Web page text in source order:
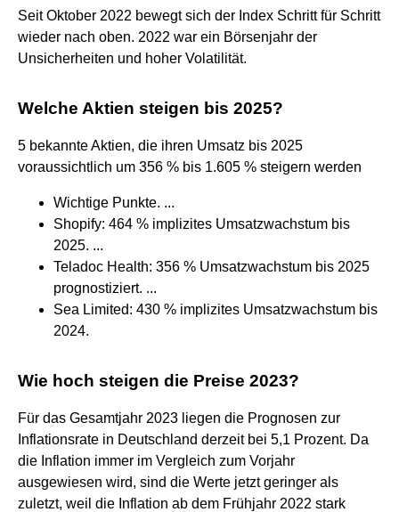
Seit Oktober 2022 bewegt sich der Index Schritt für Schritt
wieder nach oben. 2022 war ein Börsenjahr der
Unsicherheiten und hoher Volatilität.
Welche Aktien steigen bis 2025?
5 bekannte Aktien, die ihren Umsatz bis 2025
voraussichtlich um 356 % bis 1.605 % steigern werden
Wichtige Punkte. ...
Shopify: 464 % implizites Umsatzwachstum bis
2025. ...
Teladoc Health: 356 % Umsatzwachstum bis 2025
prognostiziert. ...
Sea Limited: 430 % implizites Umsatzwachstum bis
2024.
Wie hoch steigen die Preise 2023?
Für das Gesamtjahr 2023 liegen die Prognosen zur
Inflationsrate in Deutschland derzeit bei 5,1 Prozent. Da
die Inflation immer im Vergleich zum Vorjahr
ausgewiesen wird, sind die Werte jetzt geringer als
zuletzt, weil die Inflation ab dem Frühjahr 2022 stark